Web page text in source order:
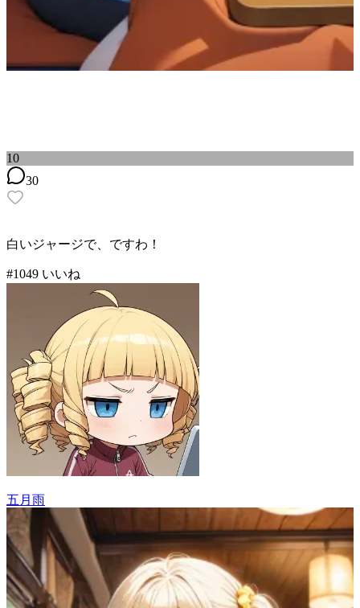
10
30
白いジャージで、ですわ！
#1049 いいね
五月雨
57 49)